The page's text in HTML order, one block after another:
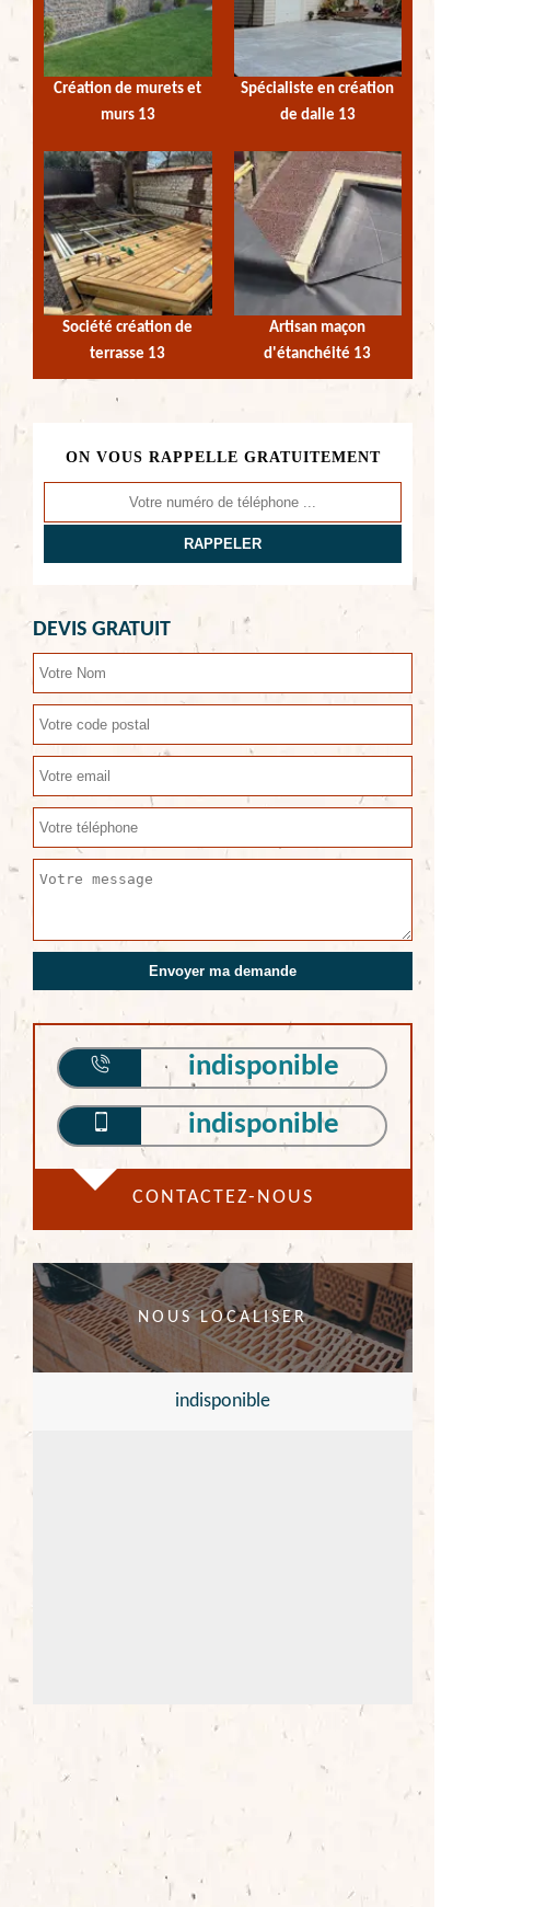
Création de murets et
murs 13
Spécialiste en création
de dalle 13
Société création de
terrasse 13
Artisan maçon
d'étanchéité 13
ON VOUS RAPPELLE GRATUITEMENT
DEVIS GRATUIT
indisponible
indisponible
CONTACTEZ-NOUS
NOUS LOCALISER
indisponible